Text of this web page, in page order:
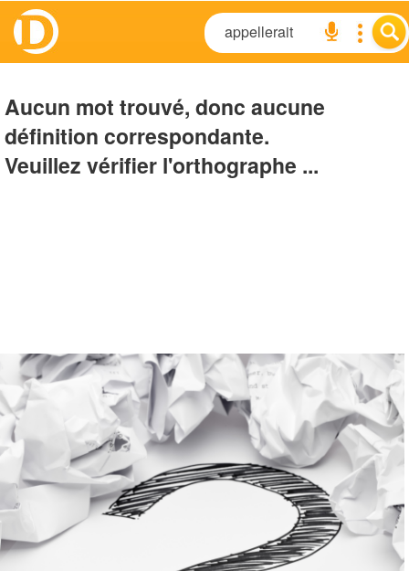
Aucun mot trouvé, donc aucune
définition correspondante.
Veuillez vérifier l'orthographe ...